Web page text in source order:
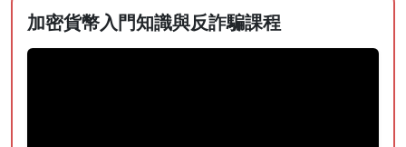
加密貨幣入門知識與反詐騙課程